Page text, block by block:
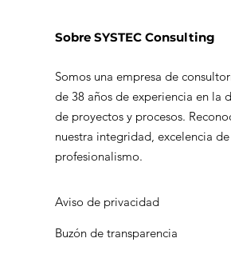
Sobre SYSTEC Consulting
Somos una empresa de
de 38 años de experiencia en la
de proyectos y procesos.
nuestra integridad, excelencia
profesionalismo.
Aviso de privacidad
Buzón de transparencia